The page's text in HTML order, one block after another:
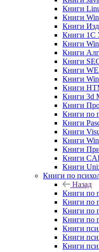
Книги
Книги
Книги
Книги 1C
Книги
Книги
Книги
Книги
Книги
Книги
Книги 3d
Книги
Книги по
Книги
Книги
Книги
Книги
Книги
Книги
Книги по
Назад
Книги по
Книги по
Книги по
Книги по
Книги
Книги
Книги